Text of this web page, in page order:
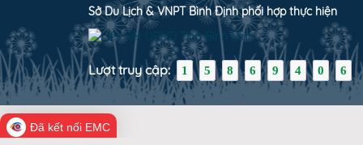
Sở Du Lịch & VNPT Bình Định phối hợp thực hiện
Lượt truy cập: 1 5 8 6 9 4 0 6
Đã kết nối EMC